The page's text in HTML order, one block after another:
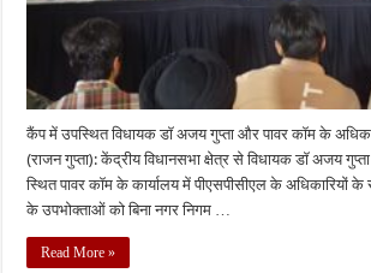
कैंप में उपस्थित विधायक डॉ अजय गुप्ता और पावर कॉम के
(राजन गुप्ता): केंद्रीय विधानसभा क्षेत्र से विधायक डॉ अजय
स्थित पावर कॉम के कार्यालय में पीएसपीसीएल के अधिकारियों के
के उपभोक्ताओं को बिना नगर निगम …
Read More »